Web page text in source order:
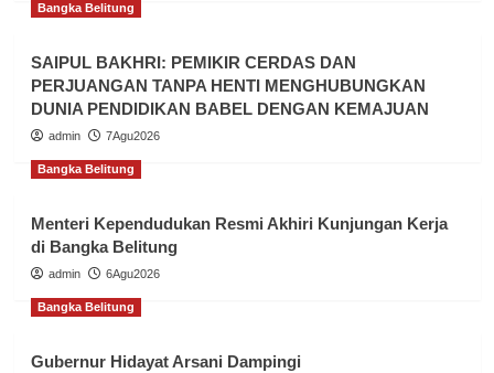
Bangka Belitung
SAIPUL BAKHRI: PEMIKIR CERDAS DAN
PERJUANGAN TANPA HENTI MENGHUBUNGKAN
DUNIA PENDIDIKAN BABEL DENGAN KEMAJUAN
admin 7Agu2026
Bangka Belitung
Menteri Kependudukan Resmi Akhiri Kunjungan Kerja
di Bangka Belitung
admin 6Agu2026
Bangka Belitung
Gubernur Hidayat Arsani Dampingi